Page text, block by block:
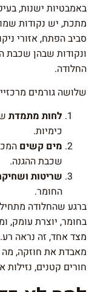
באמבטיות ישנות,
מתכת, יש נקודות
סביב הפתח, אזורי
ונקודות שבהן שכבת
החלודה.
שלושה גורמים
לחות מתמדת
כימיות.
מים קשים
שכבת ההגנה.
שריטות
החומר.
ברגע שהחלודה
בחומר, יוצרת עומק,
מצד אחד, זה נראה
מאבדת את חוזקה, מה
חורים קטנים, נזילות